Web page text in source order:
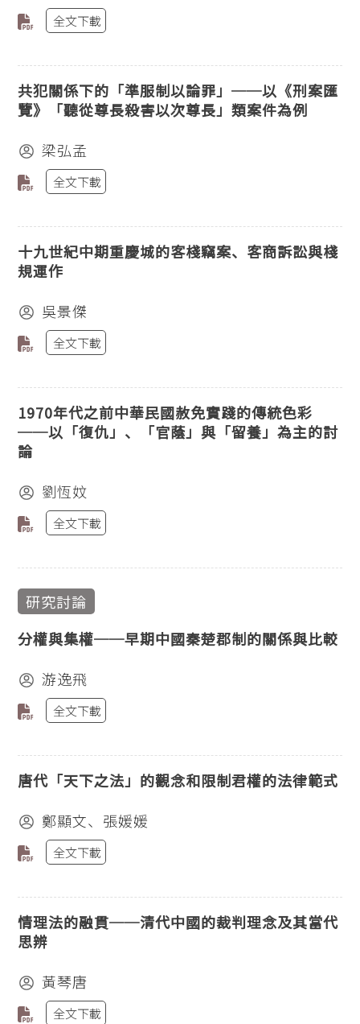
全文下載
共犯關係下的「準服制以論罪」──以《刑案匯
覽》「聽從尊長殺害以次尊長」類案件為例
梁弘孟
全文下載
十九世紀中期重慶城的客棧竊案、客商訴訟與棧
規運作
吳景傑
全文下載
1970年代之前中華民國赦免實踐的傳統色彩
──以「復仇」、「官蔭」與「留養」為主的討
論
劉恆妏
全文下載
研究討論
分權與集權──早期中國秦楚郡制的關係與比較
游逸飛
全文下載
唐代「天下之法」的觀念和限制君權的法律範式
鄭顯文、張媛媛
全文下載
情理法的融貫──清代中國的裁判理念及其當代
思辨
黃琴唐
全文下載